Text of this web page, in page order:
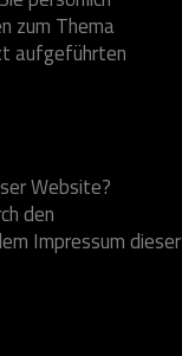
zum Thema
aufgeführten
Website?
den
Impressum dieser